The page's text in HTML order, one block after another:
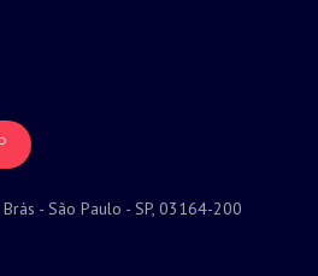
- São Paulo - SP, 03164-200